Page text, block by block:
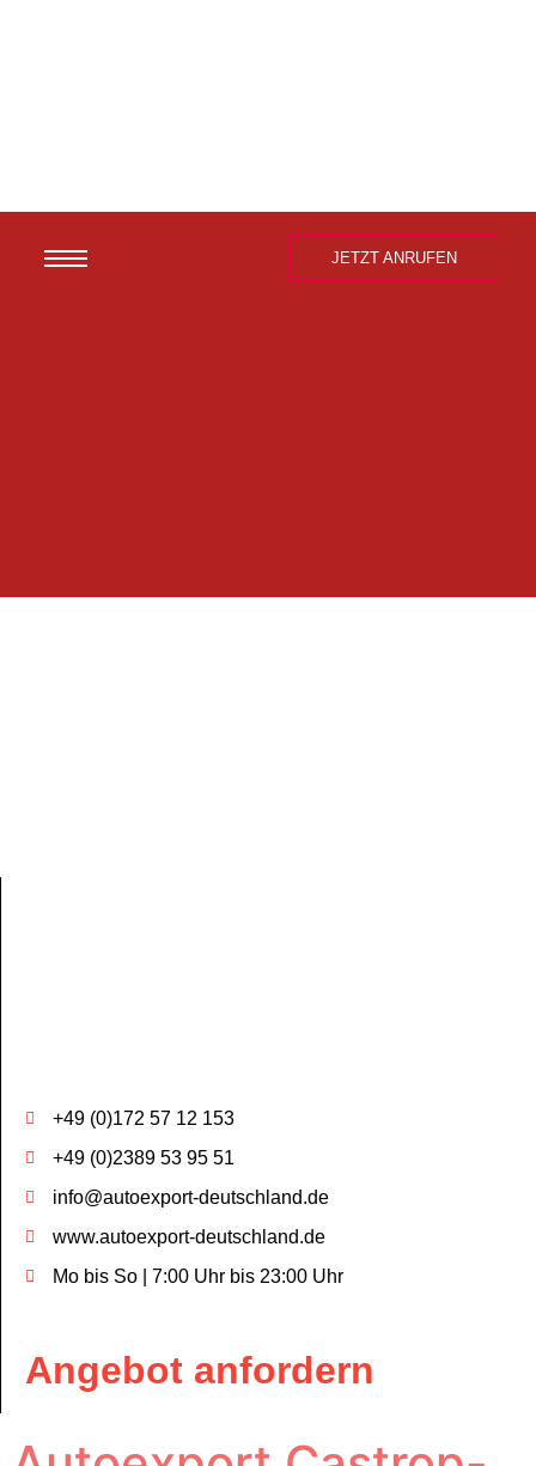
JETZT ANRUFEN
+49 (0)172 57 12 153
+49 (0)2389 53 95 51
info@autoexport-deutschland.de
www.autoexport-deutschland.de
Mo bis So | 7:00 Uhr bis 23:00 Uhr
Angebot anfordern